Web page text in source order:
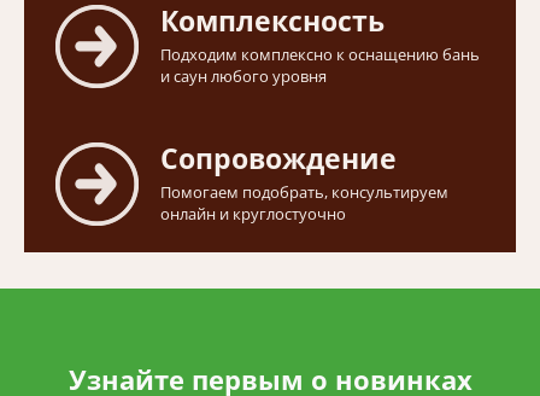
Комплексность
Подходим комплексно к оснащению бань
и саун любого уровня
Сопровождение
Помогаем подобрать, консультируем
онлайн и круглостуочно
Узнайте первым о новинках